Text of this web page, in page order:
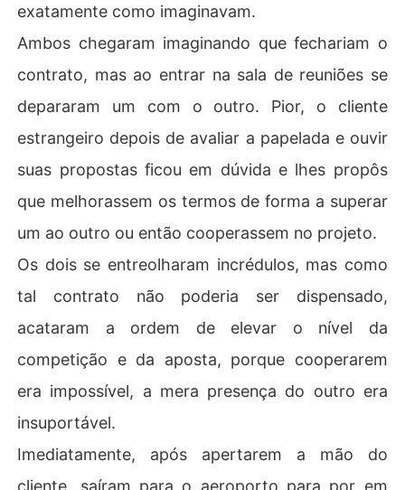
exatamente como imaginavam.
Ambos chegaram imaginando que fechariam o
contrato, mas ao entrar na sala de reuniões se
depararam um com o outro. Pior, o cliente
estrangeiro depois de avaliar a papelada e ouvir
suas propostas ficou em dúvida e lhes propôs
que melhorassem os termos de forma a superar
um ao outro ou então cooperassem no projeto.
Os dois se entreolharam incrédulos, mas como
tal contrato não poderia ser dispensado,
acataram a ordem de elevar o nível da
competição e da aposta, porque cooperarem
era impossível, a mera presença do outro era
insuportável.
Imediatamente, após apertarem a mão do
cliente, saíram para o aeroporto para por em